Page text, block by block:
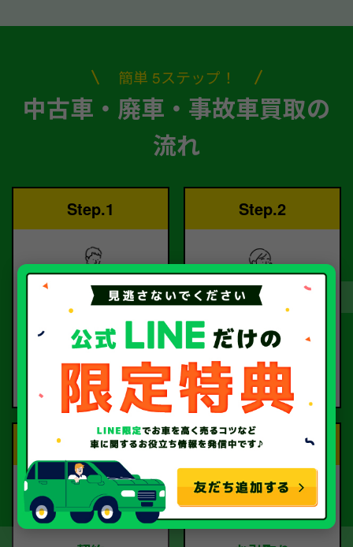
簡単 5ステップ！
中古車・廃車・事故車買取の
流れ
Step.1
ご依頼
お電話または査定フォー
ご依頼ください。
Step.2
査定のプロが
お電話で回答いたしま
す。
Step.3 Step.4